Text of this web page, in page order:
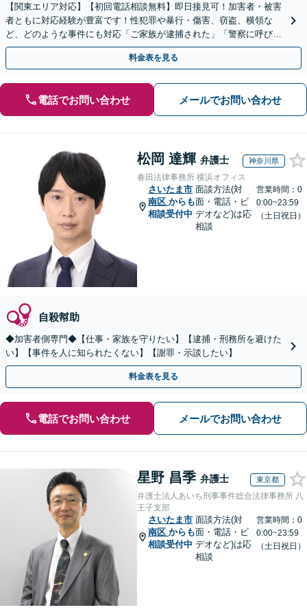
【関東エリア対応】【初回電話相談無料】即日接見可！加害者・被害
者ともに対応経験が豊富です！性犯罪や暴行・傷害、窃盗、横領な
ど、どのような事件にも対応「ご家族が逮捕された」「警察に呼び出
された」場合には、お早めにご相談ください
料金表を見る
電話でお問い合わせ メールでお問い合わせ
松岡 達輝 弁護士 神奈川県
春田法律事務所 横浜オフィス
さいたま市
南区 からも
相談受付中
面談方法(対
面・電話・ビ
デオなど)は応
相談
営業時間：0
0:00~23:59
（土日祝日）
自殺幇助
◆加害者側専門◆【仕事・家族を守りたい】【逮捕・刑務所を避けた
い】【事件を人に知られたくない】【謝罪・示談したい】
料金表を見る
電話でお問い合わせ メールでお問い合わせ
星野 昌季 弁護士 東京都
弁護士法人あいち刑事事件総合法律事務所 八
王子支部
さいたま市
南区 からも
相談受付中
面談方法(対
面・電話・ビ
デオなど)は応
相談
営業時間：0
0:00~23:59
（土日祝日）